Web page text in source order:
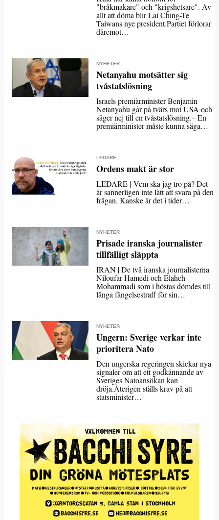
"bråkmakare" och "krigshetsare". Av
allt att döma blir Lai Ching-Te
Taiwans nye president.Partiet förlorar
däremot…
NYHETER
Netanyahu motsätter sig
tvåstatslösning
Israels premiärminister Benjamin
Netanyahu går på tvärs mot USA och
säger nej till en tvåstatslösning.– En
premiärminister måste kunna säga…
LEDARE
Ordens makt är stor
LEDARE | Vem ska jag tro på? Det
är sannerligen inte lätt att svara på den
frågan. Kanske är det i tider…
NYHETER
Prisade iranska journalister
tillfälligt släppta
IRAN | De två iranska journalisterna
Niloufar Hamedi och Elaheh
Mohammadi som i höstas dömdes till
långa fängelsestraff för sin…
NYHETER
Ungern: Sverige verkar inte
prioritera Nato
Den ungerska regeringen skickar nya
signaler om att ett godkännande av
Sveriges Natoansökan kan
dröja.Återigen ställs krav på att
statsminister…